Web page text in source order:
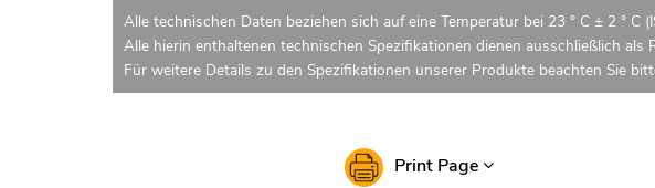
Alle technischen Daten beziehen sich auf eine Temperatur bei 23 ° C ± 2 ° C
Alle hierin enthaltenen technischen Spezifikationen dienen ausschließlich als
Für weitere Details zu den Spezifikationen unserer Produkte beachten Sie
Print Page